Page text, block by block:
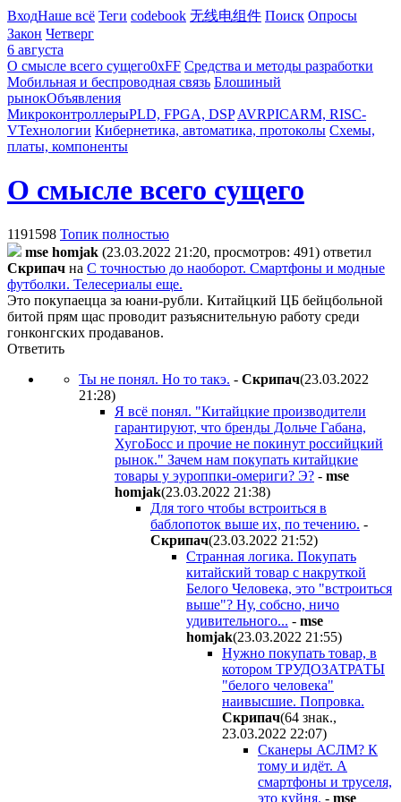
ВходНаше всё Теги codebook 无线电组件 Поиск Опросы
Закон Четверг
6 августа
О смысле всего сущего0xFF Средства и методы разработки
Мобильная и беспроводная связь Блошиный
рынокОбъявления
МикроконтроллерыPLD, FPGA, DSP AVRPICARM, RISC-
VТехнологии Кибернетика, автоматика, протоколы Схемы,
платы, компоненты
О смысле всего сущего
1191598 Топик полностью
mse homjak (23.03.2022 21:20, просмотров: 491) ответил
Cкpипaч на С точностью до наоборот. Смартфоны и модные
футболки. Телесериалы еще.
Это покупаецца за юани-рубли. Китайцкий ЦБ бейцбольной
битой прям щас проводит разъяснительную работу среди
гонконгских продаванов.
Ответить
Ты не понял. Но то такэ. - Cкpипaч(23.03.2022
21:28)
Я всё понял. "Китайцкие производители
гарантируют, что бренды Дольче Габана,
ХугоБосс и прочие не покинут российцкий
рынок." Зачем нам покупать китайцкие
товары у эуроппки-омериги? Э? - mse
homjak(23.03.2022 21:38)
Для того чтобы встроиться в
баблопоток выше их, по течению. -
Cкpипaч(23.03.2022 21:52)
Странная логика. Покупать
китайский товар с накруткой
Белого Человека, это "встроиться
выше"? Ну, собсно, ничо
удивительного... - mse
homjak(23.03.2022 21:55)
Нужно покупать товар, в
котором ТРУДОЗАТРАТЫ
"белого человека"
наивысшие. Попровка.
Cкpипaч(64 знак.,
23.03.2022 22:07)
Сканеры АСЛМ? К
тому и идёт. А
смартфоны и труселя,
это куйня. - mse